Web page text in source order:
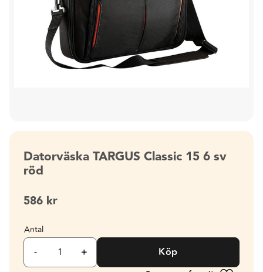
Datorväska TARGUS Classic 15 6 sv
röd
586 kr
Antal
+
- Köp